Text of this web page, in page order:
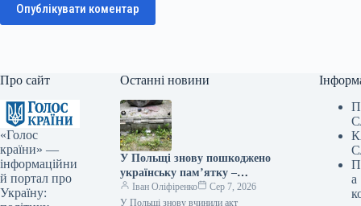
Опублікувати коментар
Про сайт
«Голос
країни» —
інформаційни
й портал про
Україну:
Останні новини
У Польщі знову пошкоджено
українську пам’ятку –
посольство вимагає від влади
вжити заходів
Іван Оліфіренко
Сер 7, 2026
У Польщі знову вчинили акт
а